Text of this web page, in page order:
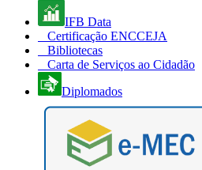
IFB Data
Certificação ENCCEJA
Bibliotecas
Carta de Serviços ao Cidadão
Diplomados